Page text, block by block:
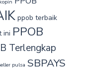
ppob terbaik
ini PPOB
Terlengkap
pulsa SBPAYS